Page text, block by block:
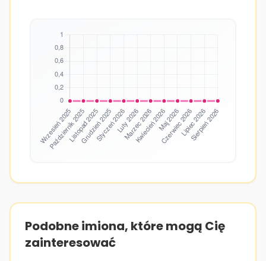
Podobne imiona, które mogą Cię
zainteresować